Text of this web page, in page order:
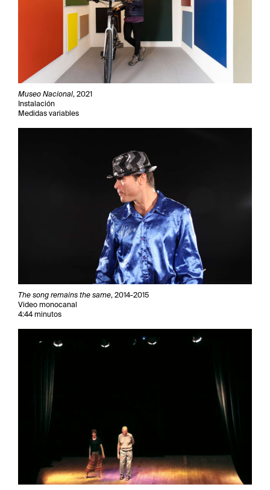
Museo Nacional, 2021
Instalación
Medidas variables
The song remains the same, 2014-2015
Video monocanal
4:44 minutos